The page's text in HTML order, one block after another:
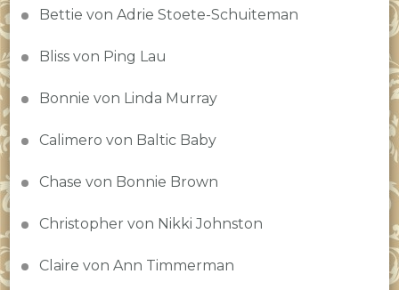
Bettie von Adrie Stoete-Schuiteman
Bliss von Ping Lau
Bonnie von Linda Murray
Calimero von Baltic Baby
Chase von Bonnie Brown
Christopher von Nikki Johnston
Claire von Ann Timmerman